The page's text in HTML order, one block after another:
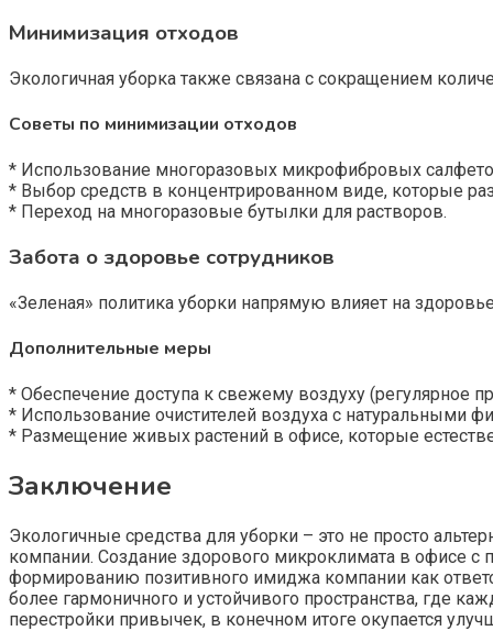
Минимизация отходов
Экологичная уборка также связана с сокращением
Советы по минимизации отходов
* Использование многоразовых микрофибровых
* Выбор средств в концентрированном виде, которые
* Переход на многоразовые бутылки для растворов.
Забота о здоровье сотрудников
«Зеленая» политика уборки напрямую влияет на
Дополнительные меры
* Обеспечение доступа к свежему воздуху (регулярное
* Использование очистителей воздуха с натуральными
* Размещение живых растений в офисе, которые
Заключение
Экологичные средства для уборки – это не просто
компании. Создание здорового микроклимата в офисе
формированию позитивного имиджа компании как
более гармоничного и устойчивого пространства, где
перестройки привычек, в конечном итоге окупается